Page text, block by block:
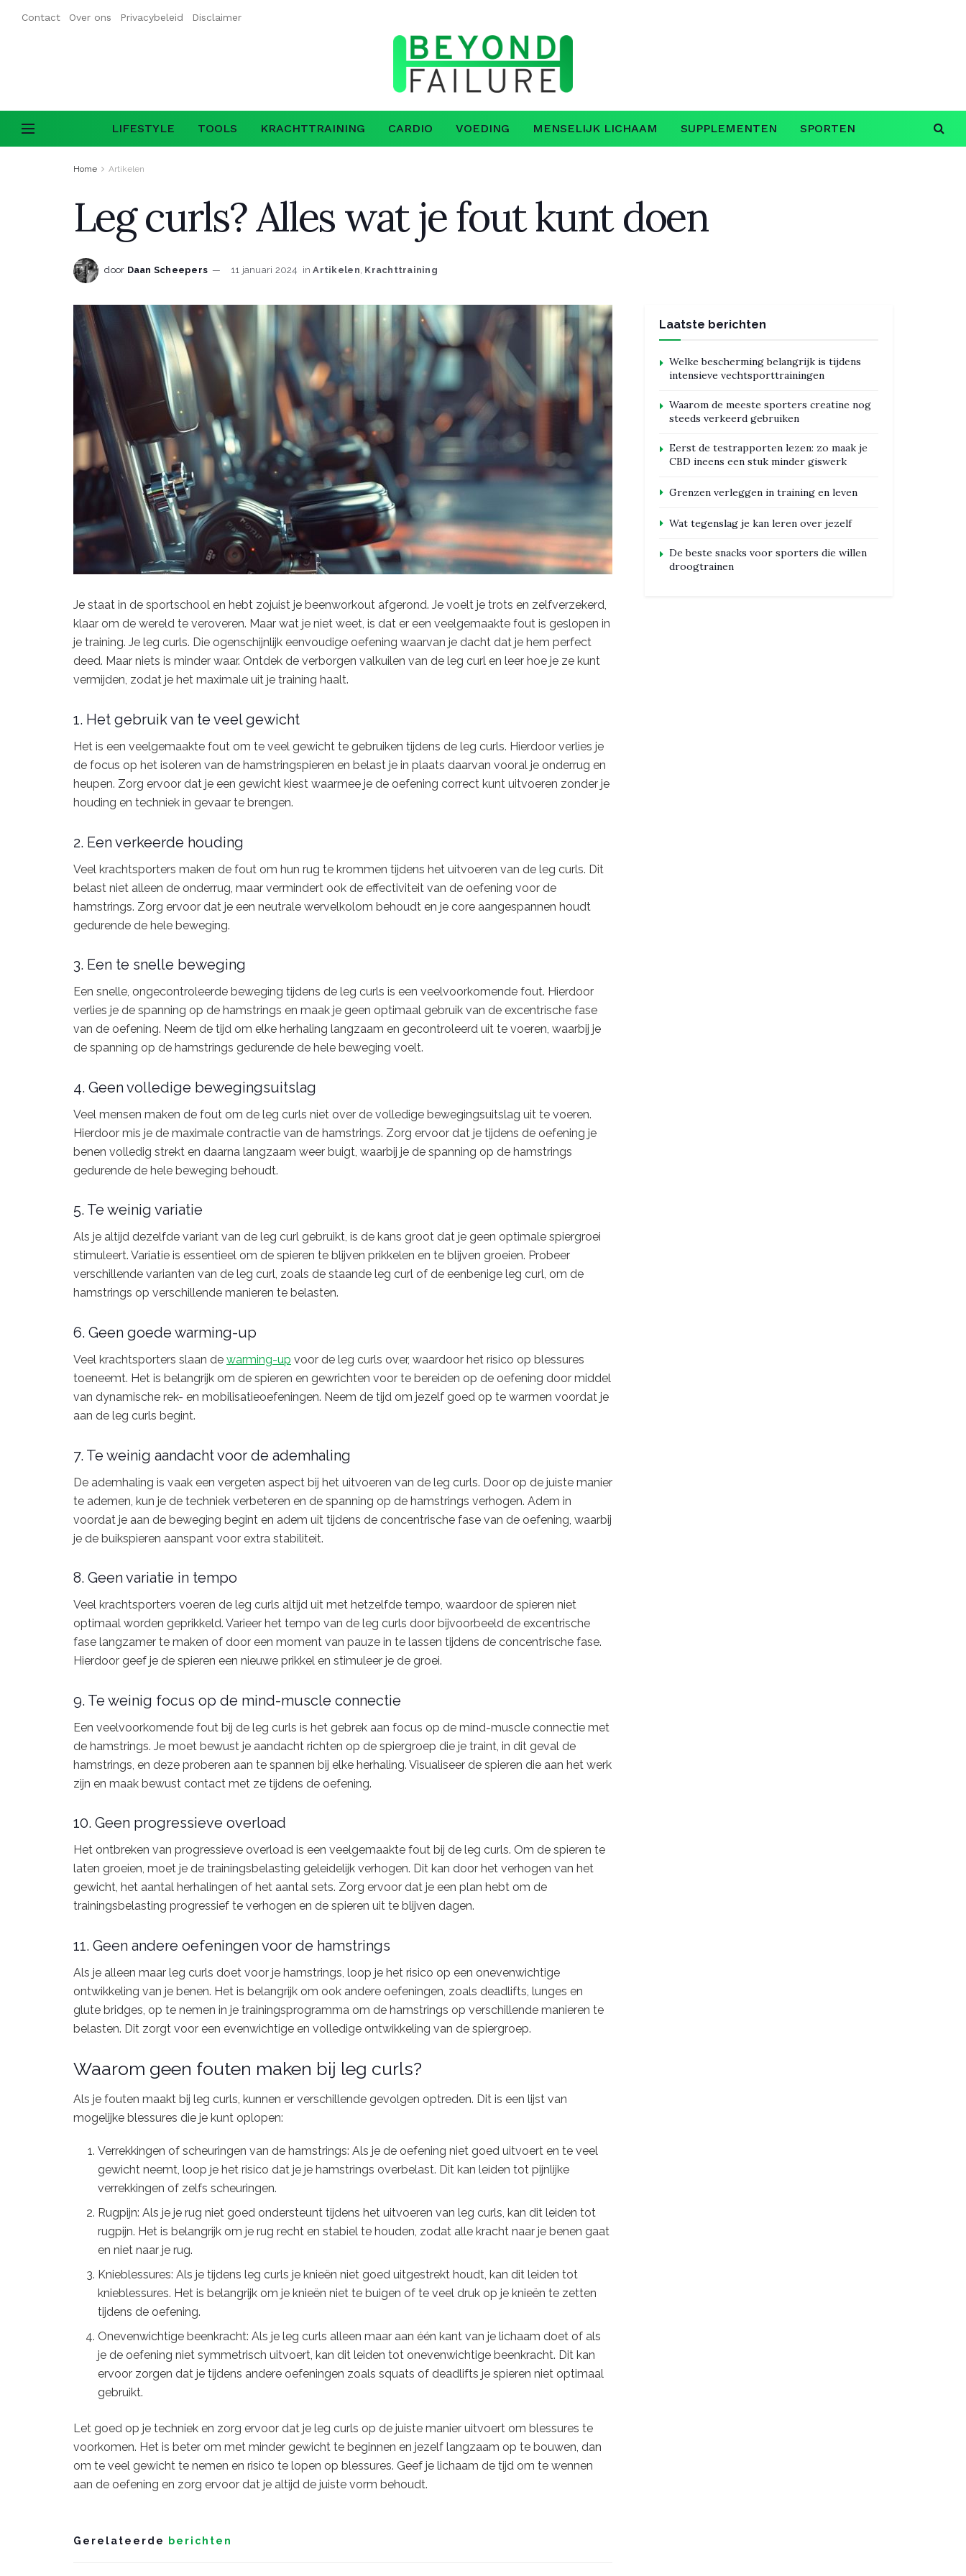
Contact Over ons Privacybeleid Disclaimer
LIFESTYLE TOOLS KRACHTTRAINING CARDIO VOEDING MENSELIJK LICHAAM SUPPLEMENTEN SPORTEN
Home Artikelen
Leg curls? Alles wat je fout kunt doen
door Daan Scheepers 11 januari 2024 in Artikelen, Krachttraining
Je staat in de sportschool en hebt zojuist je beenworkout afgerond. Je voelt je trots en zelfverzekerd,
klaar om de wereld te veroveren. Maar wat je niet weet, is dat er een veelgemaakte fout is geslopen in
je training. Je leg curls. Die ogenschijnlijk eenvoudige oefening waarvan je dacht dat je hem perfect
deed. Maar niets is minder waar. Ontdek de verborgen valkuilen van de leg curl en leer hoe je ze kunt
vermijden, zodat je het maximale uit je training haalt.
1. Het gebruik van te veel gewicht
Het is een veelgemaakte fout om te veel gewicht te gebruiken tijdens de leg curls. Hierdoor verlies je
de focus op het isoleren van de hamstringspieren en belast je in plaats daarvan vooral je onderrug en
heupen. Zorg ervoor dat je een gewicht kiest waarmee je de oefening correct kunt uitvoeren zonder je
houding en techniek in gevaar te brengen.
2. Een verkeerde houding
Veel krachtsporters maken de fout om hun rug te krommen tijdens het uitvoeren van de leg curls. Dit
belast niet alleen de onderrug, maar vermindert ook de effectiviteit van de oefening voor de
hamstrings. Zorg ervoor dat je een neutrale wervelkolom behoudt en je core aangespannen houdt
gedurende de hele beweging.
3. Een te snelle beweging
Een snelle, ongecontroleerde beweging tijdens de leg curls is een veelvoorkomende fout. Hierdoor
verlies je de spanning op de hamstrings en maak je geen optimaal gebruik van de excentrische fase
van de oefening. Neem de tijd om elke herhaling langzaam en gecontroleerd uit te voeren, waarbij je
de spanning op de hamstrings gedurende de hele beweging voelt.
4. Geen volledige bewegingsuitslag
Veel mensen maken de fout om de leg curls niet over de volledige bewegingsuitslag uit te voeren.
Hierdoor mis je de maximale contractie van de hamstrings. Zorg ervoor dat je tijdens de oefening je
benen volledig strekt en daarna langzaam weer buigt, waarbij je de spanning op de hamstrings
gedurende de hele beweging behoudt.
5. Te weinig variatie
Als je altijd dezelfde variant van de leg curl gebruikt, is de kans groot dat je geen optimale spiergroei
stimuleert. Variatie is essentieel om de spieren te blijven prikkelen en te blijven groeien. Probeer
verschillende varianten van de leg curl, zoals de staande leg curl of de eenbenige leg curl, om de
hamstrings op verschillende manieren te belasten.
6. Geen goede warming-up
Veel krachtsporters slaan de warming-up voor de leg curls over, waardoor het risico op blessures
toeneemt. Het is belangrijk om de spieren en gewrichten voor te bereiden op de oefening door middel
van dynamische rek- en mobilisatieoefeningen. Neem de tijd om jezelf goed op te warmen voordat je
aan de leg curls begint.
7. Te weinig aandacht voor de ademhaling
De ademhaling is vaak een vergeten aspect bij het uitvoeren van de leg curls. Door op de juiste manier
te ademen, kun je de techniek verbeteren en de spanning op de hamstrings verhogen. Adem in
voordat je aan de beweging begint en adem uit tijdens de concentrische fase van de oefening, waarbij
je de buikspieren aanspant voor extra stabiliteit.
8. Geen variatie in tempo
Veel krachtsporters voeren de leg curls altijd uit met hetzelfde tempo, waardoor de spieren niet
optimaal worden geprikkeld. Varieer het tempo van de leg curls door bijvoorbeeld de excentrische
fase langzamer te maken of door een moment van pauze in te lassen tijdens de concentrische fase.
Hierdoor geef je de spieren een nieuwe prikkel en stimuleer je de groei.
9. Te weinig focus op de mind-muscle connectie
Een veelvoorkomende fout bij de leg curls is het gebrek aan focus op de mind-muscle connectie met
de hamstrings. Je moet bewust je aandacht richten op de spiergroep die je traint, in dit geval de
hamstrings, en deze proberen aan te spannen bij elke herhaling. Visualiseer de spieren die aan het werk
zijn en maak bewust contact met ze tijdens de oefening.
10. Geen progressieve overload
Het ontbreken van progressieve overload is een veelgemaakte fout bij de leg curls. Om de spieren te
laten groeien, moet je de trainingsbelasting geleidelijk verhogen. Dit kan door het verhogen van het
gewicht, het aantal herhalingen of het aantal sets. Zorg ervoor dat je een plan hebt om de
trainingsbelasting progressief te verhogen en de spieren uit te blijven dagen.
11. Geen andere oefeningen voor de hamstrings
Als je alleen maar leg curls doet voor je hamstrings, loop je het risico op een onevenwichtige
ontwikkeling van je benen. Het is belangrijk om ook andere oefeningen, zoals deadlifts, lunges en
glute bridges, op te nemen in je trainingsprogramma om de hamstrings op verschillende manieren te
belasten. Dit zorgt voor een evenwichtige en volledige ontwikkeling van de spiergroep.
Waarom geen fouten maken bij leg curls?
Als je fouten maakt bij leg curls, kunnen er verschillende gevolgen optreden. Dit is een lijst van
mogelijke blessures die je kunt oplopen:
Verrekkingen of scheuringen van de hamstrings: Als je de oefening niet goed uitvoert en te veel
gewicht neemt, loop je het risico dat je je hamstrings overbelast. Dit kan leiden tot pijnlijke
verrekkingen of zelfs scheuringen.
Rugpijn: Als je je rug niet goed ondersteunt tijdens het uitvoeren van leg curls, kan dit leiden tot
rugpijn. Het is belangrijk om je rug recht en stabiel te houden, zodat alle kracht naar je benen gaat
en niet naar je rug.
Knieblessures: Als je tijdens leg curls je knieën niet goed uitgestrekt houdt, kan dit leiden tot
knieblessures. Het is belangrijk om je knieën niet te buigen of te veel druk op je knieën te zetten
tijdens de oefening.
Onevenwichtige beenkracht: Als je leg curls alleen maar aan één kant van je lichaam doet of als
je de oefening niet symmetrisch uitvoert, kan dit leiden tot onevenwichtige beenkracht. Dit kan
ervoor zorgen dat je tijdens andere oefeningen zoals squats of deadlifts je spieren niet optimaal
gebruikt.
Let goed op je techniek en zorg ervoor dat je leg curls op de juiste manier uitvoert om blessures te
voorkomen. Het is beter om met minder gewicht te beginnen en jezelf langzaam op te bouwen, dan
om te veel gewicht te nemen en risico te lopen op blessures. Geef je lichaam de tijd om te wennen
aan de oefening en zorg ervoor dat je altijd de juiste vorm behoudt.
Gerelateerde berichten
Laatste berichten
Welke bescherming belangrijk is tijdens
intensieve vechtsporttrainingen
Waarom de meeste sporters creatine nog
steeds verkeerd gebruiken
Eerst de testrapporten lezen: zo maak je
CBD ineens een stuk minder giswerk
Grenzen verleggen in training en leven
Wat tegenslag je kan leren over jezelf
De beste snacks voor sporters die willen
droogtrainen